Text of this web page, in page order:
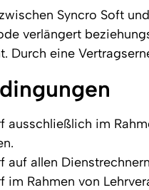
Syncro Soft
verlängert
Durch eine
ausschließlich im
auf allen
im Rahmen von